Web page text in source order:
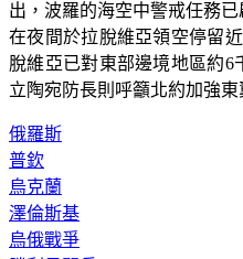
出，波羅的海空中警戒任務
在夜間於拉脫維亞領空停留
脫維亞已對東部邊境地區約6
立陶宛防長則呼籲北約加強東
俄羅斯
普欽
烏克蘭
澤倫斯基
烏俄戰爭